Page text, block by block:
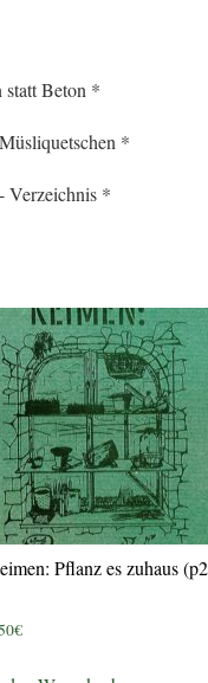
Beton *
*
Verzeichnis *
Pflanz es zuhaus
€